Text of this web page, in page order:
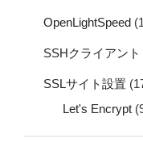
OpenLightSpeed
SSHクライアント
SSLサイト設置
Let's Encrypt